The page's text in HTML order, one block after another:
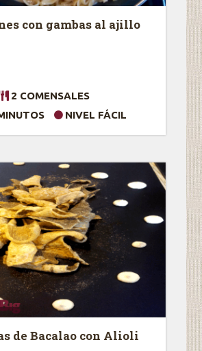
con gambas al ajillo
2 COMENSALES
NIVEL FÁCIL
de Bacalao con Alioli